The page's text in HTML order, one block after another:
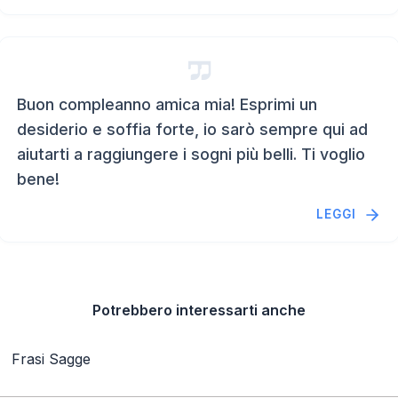
Buon compleanno amica mia! Esprimi un
desiderio e soffia forte, io sarò sempre qui ad
aiutarti a raggiungere i sogni più belli. Ti voglio
bene!
LEGGI
Potrebbero interessarti anche
Frasi Sagge